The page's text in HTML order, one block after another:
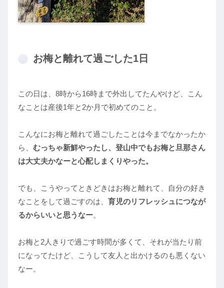
お梅と離れて過ごした1日
この日は、8時から16時まで外出してたんやけど、こん
なことは産後1年と2か月で初めてのこと。
こんなにお梅と離れて過ごしたことは今までなかったか
ら、 むっちゃ新鮮やったし、登山中でもお梅と旦那さん
は大丈夫かなーと心配しまくりやった。
でも、こうやってときどきはお梅と離れて、自分の好き
なことをして過ごすのは、 育児のリフレッシュにつなが
るからいいと思うなー。
お梅と2人きりで過ごす時間が多くて、それが当たり前
になってたけど、こうして友人と出かけるのも悪くない
なー。